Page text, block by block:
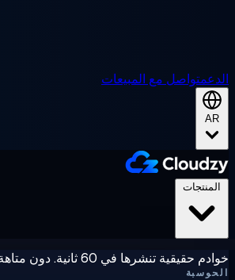
الدعمتواصل مع المبيعات
AR
المنتجات
خوادم حقيقية تنشرها في 60 ثانية. دون متاهة بيع إضافي.
الحوسبة